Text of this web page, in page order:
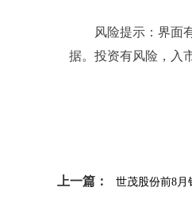
风险提示：界面
据。投资有风险，入
上一篇： 世茂股份前8月销